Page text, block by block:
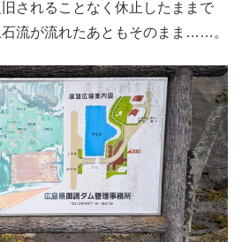
されることなく休止したままで
流が流れたあともそのまま……。